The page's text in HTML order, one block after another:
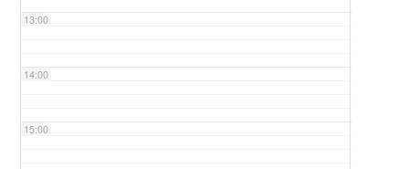
13:00
14:00
15:00